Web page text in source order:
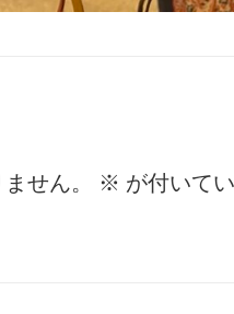
せん。 ※ が付いて